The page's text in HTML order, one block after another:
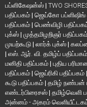
பப்ளிகேஷன்ஸ் | TWO
பதிப்பகம் | ஜெய்கோ
பதிப்பகம் | பெண்விழி
புக்ஸ் | முத்தமிழறிஞர்
முயற்கூடு | லார்க் புக்ஸ் |
| எஸ். ஆர். வி. தமிழ்ப் பதிப்பகம்
மனிதி பதிப்பகம் | புதிய
பதிப்பகம் | ஜெய்ரிகி பதிப்பகம் |
கூடு பதிப்பகம் | தமிழ் நண்பன்
எண்டர்பிரைசஸ் | தமிழ்வெளி
அன்னம் - அகரம்